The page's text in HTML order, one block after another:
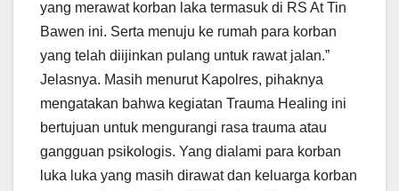
yang merawat korban laka termasuk di RS At Tin
Bawen ini. Serta menuju ke rumah para korban
yang telah diijinkan pulang untuk rawat jalan.”
Jelasnya. Masih menurut Kapolres, pihaknya
mengatakan bahwa kegiatan Trauma Healing ini
bertujuan untuk mengurangi rasa trauma atau
gangguan psikologis. Yang dialami para korban
luka luka yang masih dirawat dan keluarga korban